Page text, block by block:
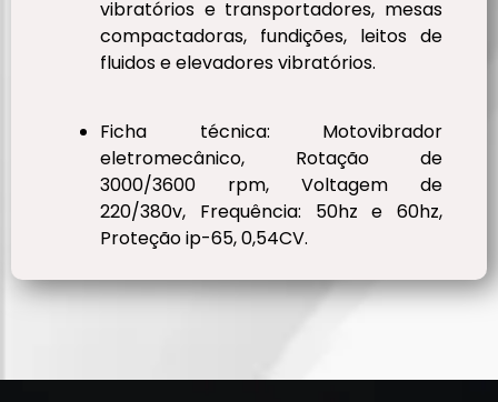
vibratórios e transportadores, mesas
compactadoras, fundições, leitos de
fluidos e elevadores vibratórios.
Ficha técnica: Motovibrador
eletromecânico, Rotação de
3000/3600 rpm, Voltagem de
220/380v, Frequência: 50hz e 60hz,
Proteção ip-65, 0,54CV.